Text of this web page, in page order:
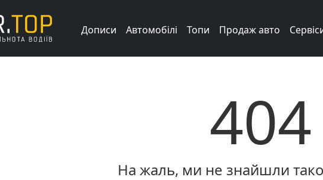
Дописи Автомобілі Топи Продаж авто
404
На жаль, ми не знайшли